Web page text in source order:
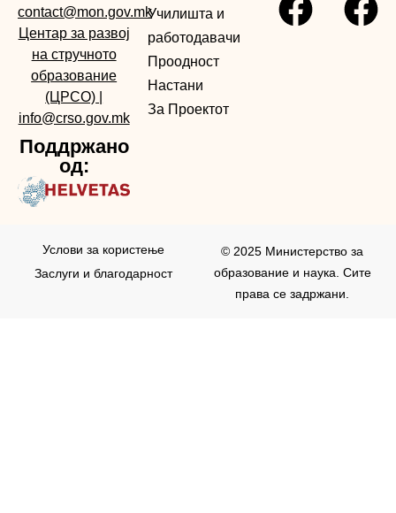
contact@mon.gov.mk
Центар за развој
на стручното
образование
(ЦРСО)
info@crso.gov.mk
Поддржано
од:
Училишта и
работодавачи
Проодност
Настани
За Проектот
© 2025 Министерство за
образование и наука. Сите
права се задржани.
Услови за користењe
Заслуги и благодарност